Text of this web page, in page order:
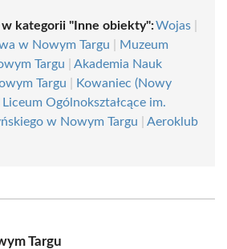
w kategorii "Inne obiekty":Wojas
w Nowym Targu
Muzeum
Targu
Akademia Nauk
Targu
Kowaniec (Nowy
I Liceum Ogólnokształcące im.
w Nowym Targu
Aeroklub
Targu